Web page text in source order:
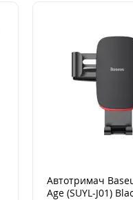
Автотримач
Age (SUYL-J01)